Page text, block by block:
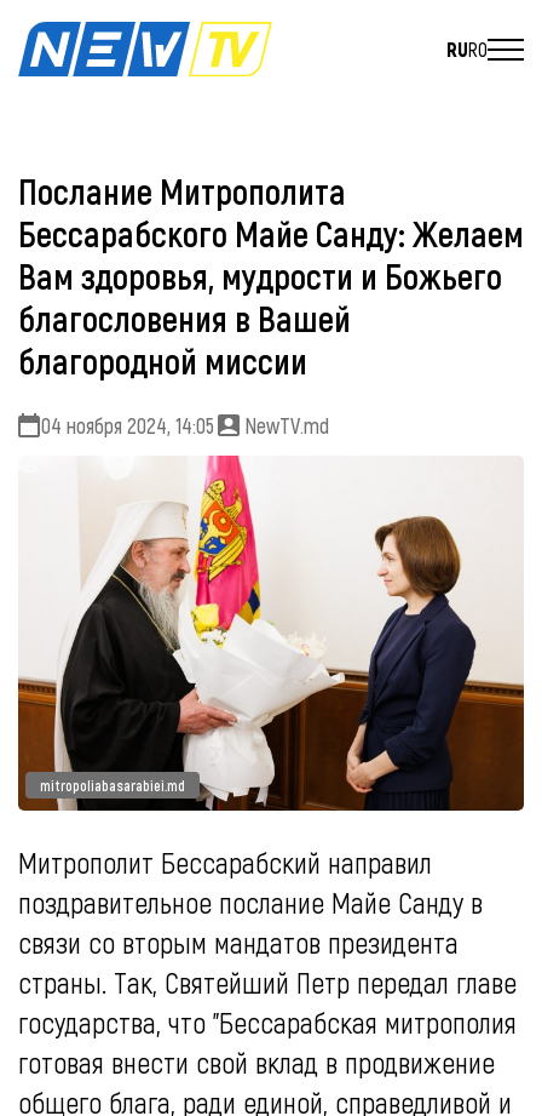
RURO
Послание Митрополита
Бессарабского Майе Санду: Желаем
Вам здоровья, мудрости и Божьего
благословения в Вашей
благородной миссии
04 ноября 2024, 14:05 NewTV.md
mitropoliabasarabiei.md
Митрополит Бессарабский направил
поздравительное послание Майе Санду в
связи со вторым мандатов президента
страны. Так, Святейший Петр передал главе
государства, что "Бессарабская митрополия
готовая внести свой вклад в продвижение
общего блага, ради единой, справедливой и